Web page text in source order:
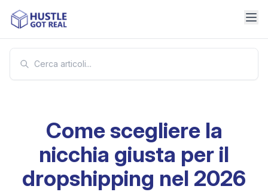
Come scegliere la
nicchia giusta per il
dropshipping nel 2026